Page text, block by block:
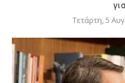
Τετάρτη, 5